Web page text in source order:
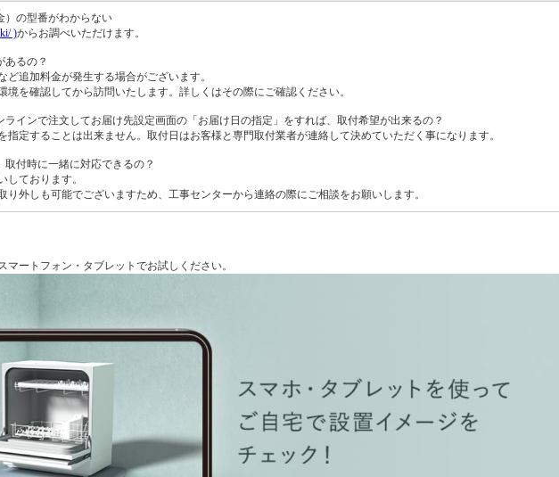
）の型番がわからない
)からお調べいただけます。
あるの？
追加料金が発生する場合がございます。
を確認してから訪問いたします。詳しくはその際にご確認ください。
インで注文してお届け先設定画面の「お届け日の指定」をすれば、取付希望が出来るの？
定することは出来ません。取付日はお客様と専門取付業者が連絡して決めていただく事になります。
付時に一緒に対応できるの？
ております。
外しも可能でございますため、工事センターから連絡の際にご相談をお願いします。
ートフォン・タブレットでお試しください。